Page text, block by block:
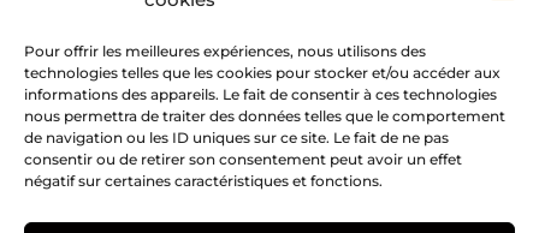
Pour offrir les meilleures expériences, nous utilisons des
technologies telles que les cookies pour stocker et/ou accéder aux
informations des appareils. Le fait de consentir à ces technologies
nous permettra de traiter des données telles que le comportement
de navigation ou les ID uniques sur ce site. Le fait de ne pas
consentir ou de retirer son consentement peut avoir un effet
négatif sur certaines caractéristiques et fonctions.
Mentions légales​
Infos pratiques
Creatike